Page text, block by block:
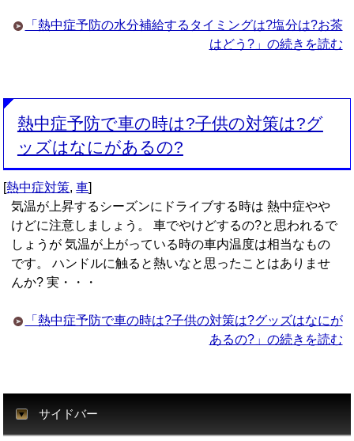
「熱中症予防の水分補給するタイミングは?塩分は?お茶
はどう?」の続きを読む
熱中症予防で車の時は?子供の対策は?グ
ッズはなにがあるの?
[熱中症対策,車]
気温が上昇するシーズンにドライブする時は 熱中症やや
けどに注意しましょう。 車でやけどするの?と思われるで
しょうが 気温が上がっている時の車内温度は相当なもの
です。 ハンドルに触ると熱いなと思ったことはありませ
んか? 実・・・
「熱中症予防で車の時は?子供の対策は?グッズはなにが
あるの?」の続きを読む
サイドバー